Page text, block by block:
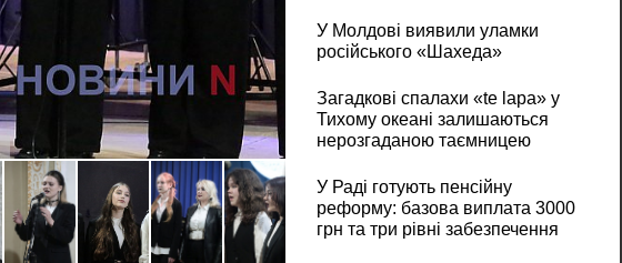
Музика, породжена дзвінкою тишею: для
У Молдові виявили уламки
російського «Шахеда»
Загадкові спалахи «te lapa» у
Тихому океані залишаються
нерозгаданою таємницею
У Раді готують пенсійну
реформу: базова виплата 3000
грн та три рівні забезпечення